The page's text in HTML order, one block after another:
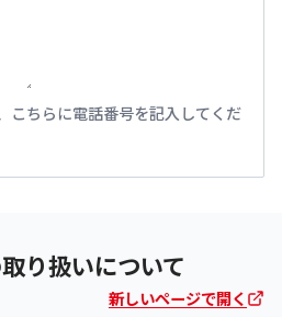
こちらに電話番号を記入してくだ
り扱いについて
新しいページで開く